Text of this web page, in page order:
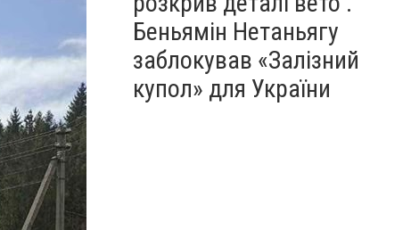
Беньямін Нетаньягу
заблокував «Залізний
купол» для України